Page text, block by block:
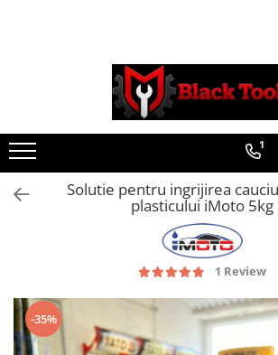
Scule Service Auto
Chei Si Truse De Chei
Chei combinate
Chei Combinate Cu Clichet
Chei Cotite
Clesti pentru sertizat
Clesti pentru sigurante
Clesti reglabili pentru tevi
1
Solutie pentru ingrijirea
plasticului iMoto 5kg
1 Review
-35%